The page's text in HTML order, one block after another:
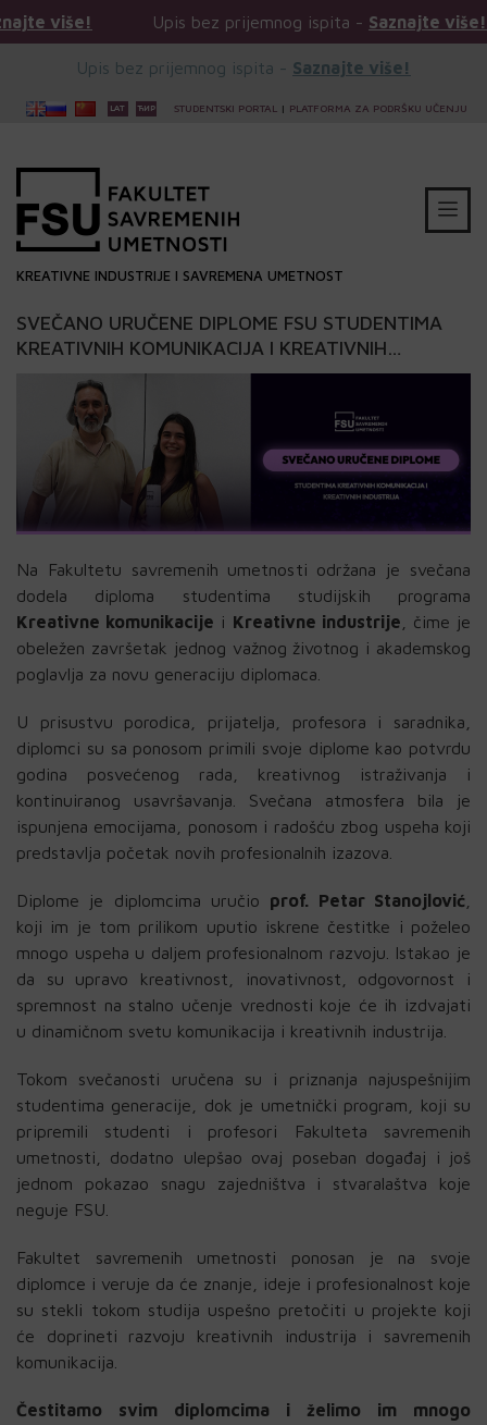
Upis bez prijemnog ispita -Saznajte više!
Upis bez prijemnog ispita - Saznajte više!
STUDENTSKI PORTAL | PLATFORMA ZA PODRŠKU UČENJU
KREATIVNE INDUSTRIJE I SAVREMENA UMETNOST
SVEČANO URUČENE DIPLOME FSU STUDENTIMA
KREATIVNIH KOMUNIKACIJA I KREATIVNIH
Na Fakultetu savremenih umetnosti održana je svečana
dodela diploma studentima studijskih programa
Kreativne komunikacije i Kreativne industrije , čime je
obeležen završetak jednog važnog životnog i akademskog
poglavlja za novu generaciju diplomaca.
U prisustvu porodica, prijatelja, profesora i saradnika,
diplomci su sa ponosom primili svoje diplome kao potvrdu
godina posvećenog rada, kreativnog istraživanja i
kontinuiranog usavršavanja. Svečana atmosfera bila je
ispunjena emocijama, ponosom i radošću zbog uspeha koji
predstavlja početak novih profesionalnih izazova.
Diplome je diplomcima uručio prof. Petar Stanojlović
koji im je tom prilikom uputio iskrene čestitke i poželeo
mnogo uspeha u daljem profesionalnom razvoju. Istakao je
da su upravo kreativnost, inovativnost, odgovornost i
spremnost na stalno učenje vrednosti koje će ih izdvajati
u dinamičnom svetu komunikacija i kreativnih industrija.
Tokom svečanosti uručena su i priznanja najuspešnijim
studentima generacije, dok je umetnički program, koji su
pripremili studenti i profesori Fakulteta savremenih
umetnosti, dodatno ulepšao ovaj poseban događaj i još
jednom pokazao snagu zajedništva i stvaralaštva koje
neguje FSU.
Fakultet savremenih umetnosti ponosan je na svoje
diplomce i veruje da će znanje, ideje i profesionalnost koje
su stekli tokom studija uspešno pretočiti u projekte koji
će doprineti razvoju kreativnih industrija i savremenih
komunikacija.
Čestitamo svim diplomcima i želimo im mnogo